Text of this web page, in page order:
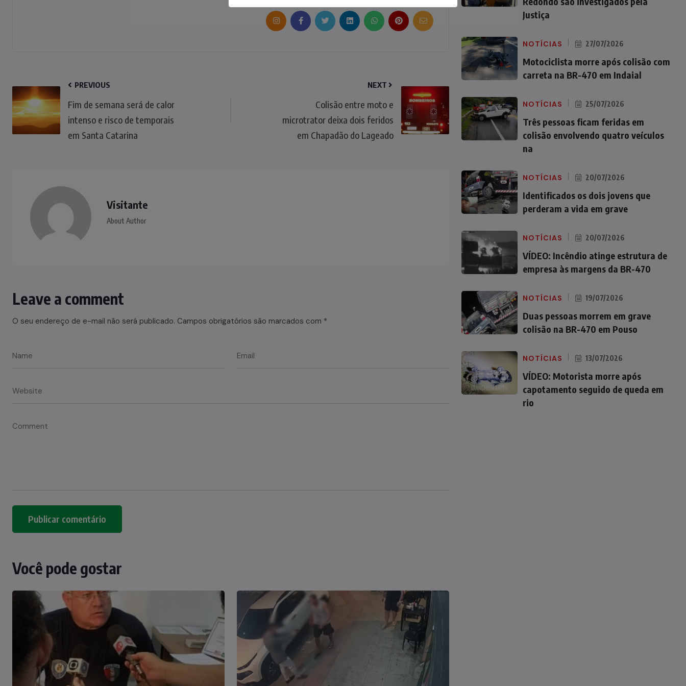
PREVIOUS
Fim de semana será de calor
intenso e risco de temporais
em Santa Catarina
NEXT
Colisão entre moto e
microtrator deixa dois feridos
em Chapadão do Lageado
Visitante
About Author
Leave a comment
O seu endereço de e-mail não será publicado. Campos obrigatórios são marcados com *
Você pode gostar
Justiça
NOTÍCIAS 27/07/2026
Motociclista morre após colisão com
carreta na BR-470 em Indaial
NOTÍCIAS 25/07/2026
Três pessoas ficam feridas em
colisão envolvendo quatro veículos
na
NOTÍCIAS 20/07/2026
Identificados os dois jovens que
perderam a vida em grave
NOTÍCIAS 20/07/2026
VÍDEO: Incêndio atinge estrutura de
empresa às margens da BR-470
NOTÍCIAS 19/07/2026
Duas pessoas morrem em grave
colisão na BR-470 em Pouso
NOTÍCIAS 13/07/2026
VÍDEO: Motorista morre após
capotamento seguido de queda em
rio